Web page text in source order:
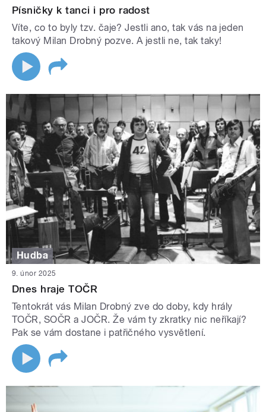
Písničky k tanci i pro radost
Víte, co to byly tzv. čaje? Jestli ano, tak vás na jeden
takový Milan Drobný pozve. A jestli ne, tak taky!
Hudba
9. únor 2025
Dnes hraje TOČR
Tentokrát vás Milan Drobný zve do doby, kdy hrály
TOČR, SOČR a JOČR. Že vám ty zkratky nic neříkají?
Pak se vám dostane i patřičného vysvětlení.